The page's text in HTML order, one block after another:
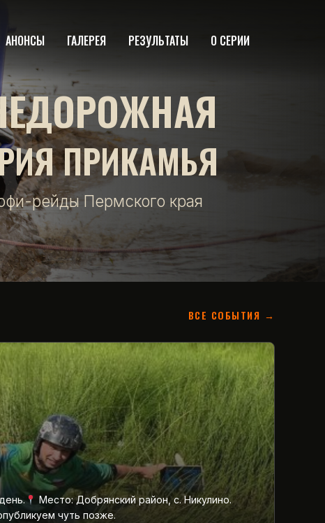
АНОНСЫ ГАЛЕРЕЯ РЕЗУЛЬТАТЫ О СЕРИИ
ПРИКАМЬЯ
рейды Пермского края
ВСЕ СОБЫТИЯ →
Место: Добрянский район, с. Никулино.
чуть позже.